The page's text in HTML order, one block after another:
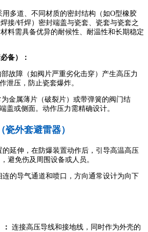
用多道、不同材质的密封结构（如O型橡胶
接/钎焊）密封端盖与瓷套、瓷套与瓷套之
料需具备优异的耐候性、耐温性和长期稳定
备）：
部故障（如阀片严重劣化击穿）产生高压力
泄压，防止瓷套爆炸。
为金属薄片（破裂片）或带弹簧的阀门结
盖或侧面。动作压力需精确设计。
外套避雷器）
的延伸，在防爆装置动作后，引导高温高压
避免伤及周围设备或人员。
连的导气通道和喷口，方向通常设计为向下
连接高压导线和接地线，同时作为外壳的